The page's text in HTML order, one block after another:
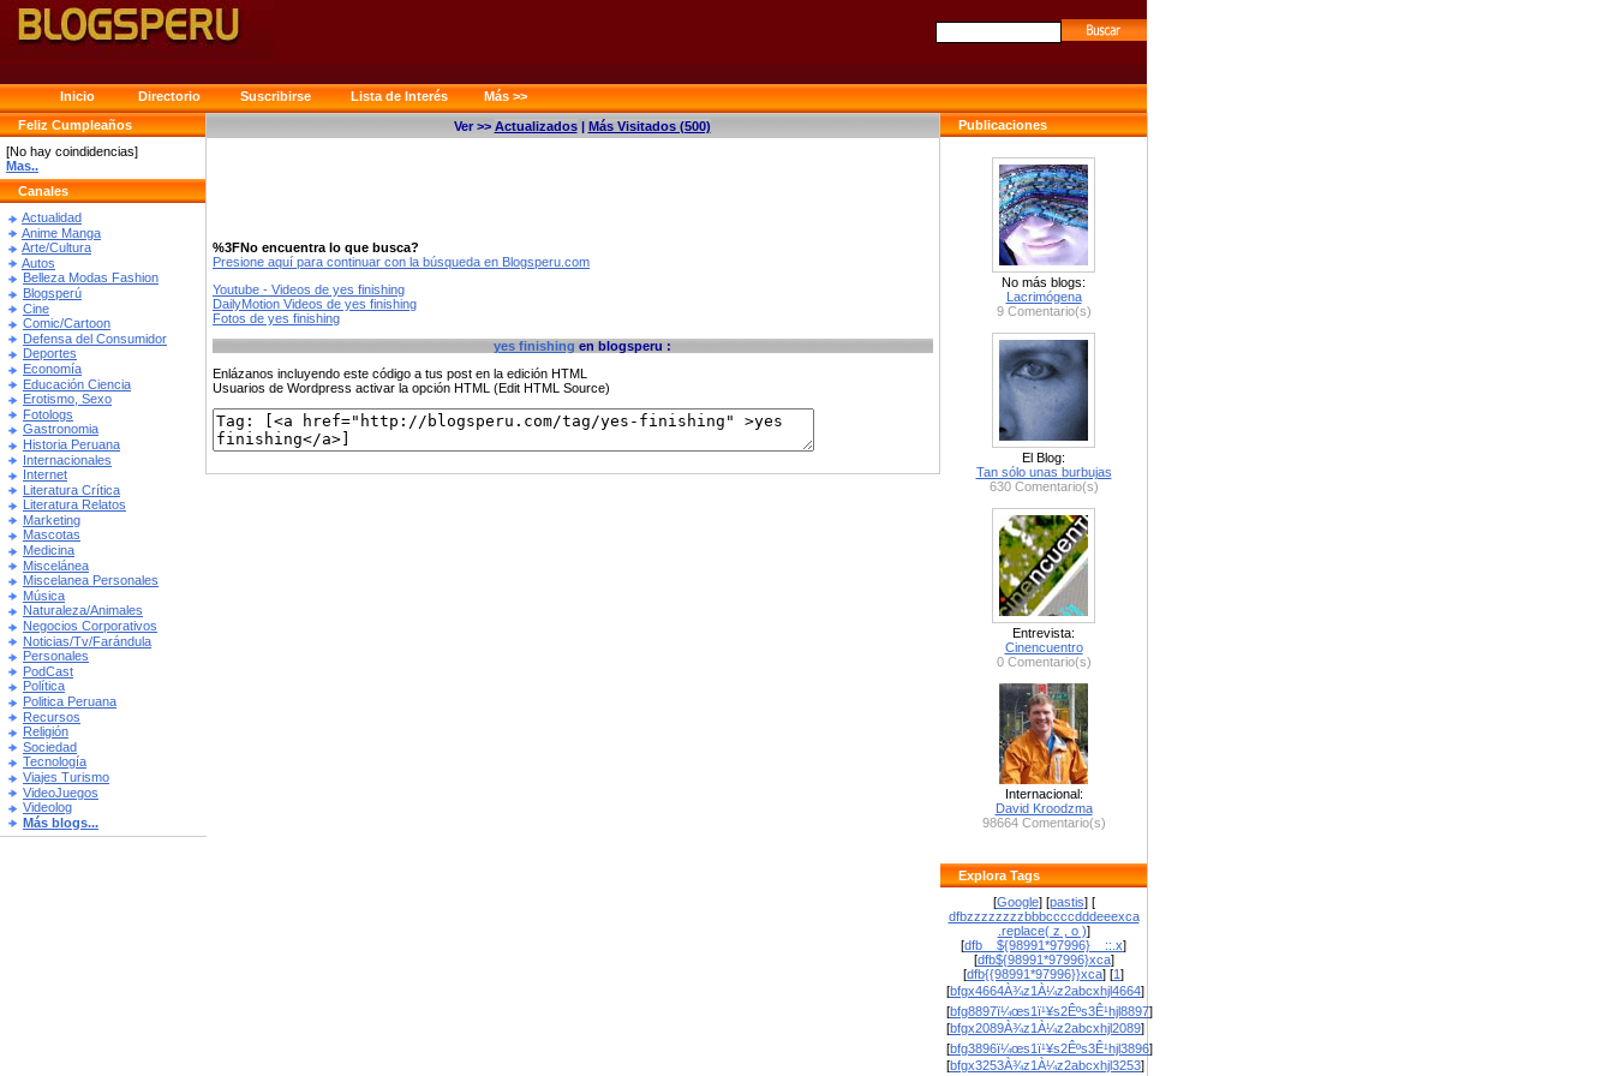
Inicio Directorio Suscribirse Lista de Interés
Más >>
Feliz Cumpleaños
[No hay coindidencias]
Mas..
Canales
Actualidad
Anime Manga
Arte/Cultura
Autos
Belleza Modas Fashion
Blogsperú
Cine
Comic/Cartoon
Defensa del Consumidor
Deportes
Economía
Educación Ciencia
Erotismo, Sexo
Fotologs
Gastronomia
Historia Peruana
Internacionales
Internet
Literatura Crítica
Literatura Relatos
Marketing
Mascotas
Medicina
Miscelánea
Miscelanea Personales
Música
Naturaleza/Animales
Negocios Corporativos
Noticias/Tv/Farándula
Personales
PodCast
Política
Politica Peruana
Recursos
Religión
Sociedad
Tecnología
Viajes Turismo
VideoJuegos
Videolog
Más blogs...
Publicaciones
No más blogs:
Lacrimógena
9 Comentario(s)
El Blog:
Tan sólo unas burbujas
630 Comentario(s)
Entrevista:
Cinencuentro
0 Comentario(s)
Internacional:
David Kroodzma
98664 Comentario(s)
Explora Tags
[Google] [pastis] [
dfbzzzzzzzzbbbccccdddeeexca
.replace( z , o )]
[dfb__${98991*97996}__::.x]
[dfb${98991*97996}xca]
[dfb{{98991*97996}}xca] [1]
[bfgx4664À¾z1À¼z2abcxhjl4664]
[bfg8897ï¼œs1ï¹¥s2Êºs3Ê¹hjl8897]
[bfgx2089À¾z1À¼z2abcxhjl2089]
[bfg3896ï¼œs1ï¹¥s2Êºs3Ê¹hjl3896]
[bfgx3253À¾z1À¼z2abcxhjl3253]
Ver >> Actualizados| Más Visitados (500)
%3FNo encuentra lo que busca?
Presione aquí para continuar con la búsqueda en Blogsperu.com
Youtube - Videos de yes finishing
DailyMotion Videos de yes finishing
Fotos de yes finishing
yes finishing en blogsperu :
Enlázanos incluyendo este código a tus post en la edición HTML
Usuarios de Wordpress activar la opción HTML (Edit HTML Source)